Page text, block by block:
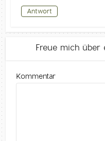
Antwort
Freue mich
Kommentar